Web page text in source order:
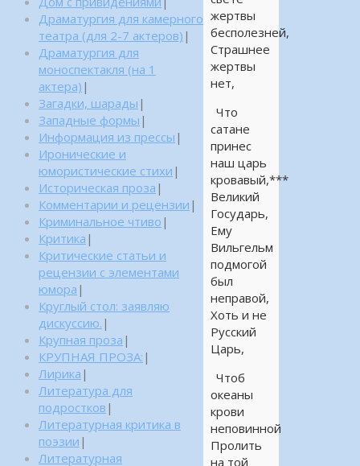
жертвы
бесполезней,
Страшнее
жертвы
нет,
Что
сатане
принес
наш царь
кровавый,***
Великий
Государь,
Ему
Вильгельм
подмогой
был
неправой,
Хоть и не
Русский
Царь,
Чтоб
океаны
крови
неповинной
Пролить
на той
Драматургия для камерного
театра (для 2-7 актеров) |
Драматургия для
моноспектакля (на 1
актера) |
Загадки, шарады |
Западные формы |
Информация из прессы |
Иронические и
юмористические стихи |
Историческая проза |
Комментарии и рецензии |
Криминальное чтиво |
Критика |
Критические статьи и
рецензии с элементами
юмора |
Круглый стол: заявляю
дискуссию. |
Крупная проза |
КРУПНАЯ ПРОЗА: |
Лирика |
Литература для
подростков |
Литературная критика в
поэзии |
Литературная